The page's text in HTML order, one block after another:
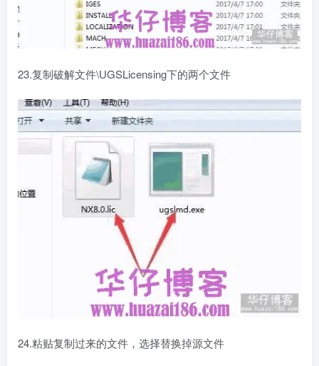
23.复制破解文件\UGSLicensing下的两个文件
24.粘贴复制过来的文件，选择替换掉源文件